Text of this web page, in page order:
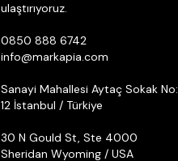
ulaştırıyoruz.
0850 888 6742
info@markapia.com
Sanayi Mahallesi Aytaç Sokak No:
12 İstanbul / Türkiye
30 N Gould St, Ste 4000
Sheridan Wyoming / USA